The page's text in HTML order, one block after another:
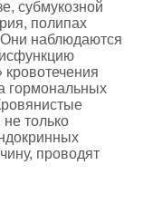
субмукозной
полипах
Они наблюдаются
гормональных
только
проводят